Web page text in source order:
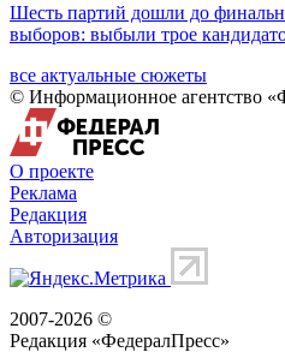
Шесть партий дошли до
выборов: выбыли трое
все актуальные сюжеты
© Информационное агентство
О проекте
Реклама
Редакция
Авторизация
2007-2026 ©
Редакция «ФедералПресс»